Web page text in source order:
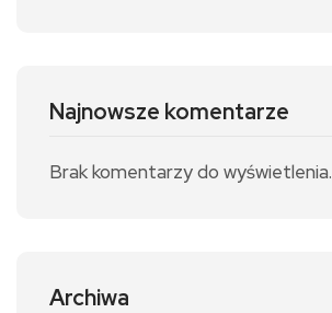
Najnowsze komentarze
Brak komentarzy do wyświetlenia.
Archiwa